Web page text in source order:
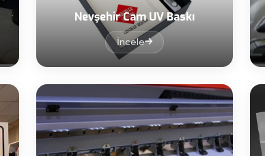
Nevşehir Cam UV Baskı
İncele